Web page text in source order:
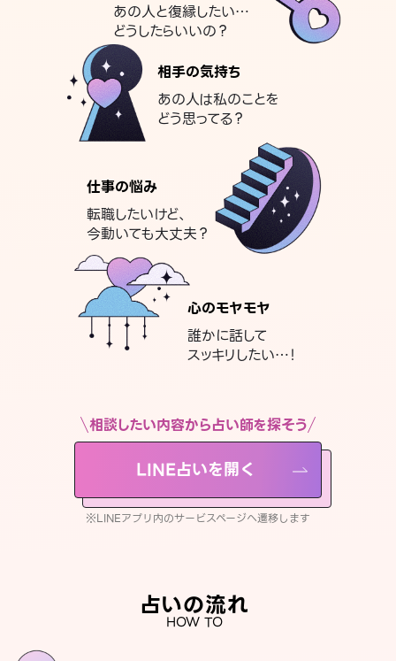
あの人と復縁したい…
どうしたらいいの？
相手の気持ち
あの人は私のことを
どう思ってる？
仕事の悩み
転職したいけど、
今動いても大丈夫？
心のモヤモヤ
誰かに話して
スッキリしたい…！
相談したい内容から占い師を探そう
LINE占いを開く
※LINEアプリ内のサービスページへ遷移します
占いの流れ
HOW TO